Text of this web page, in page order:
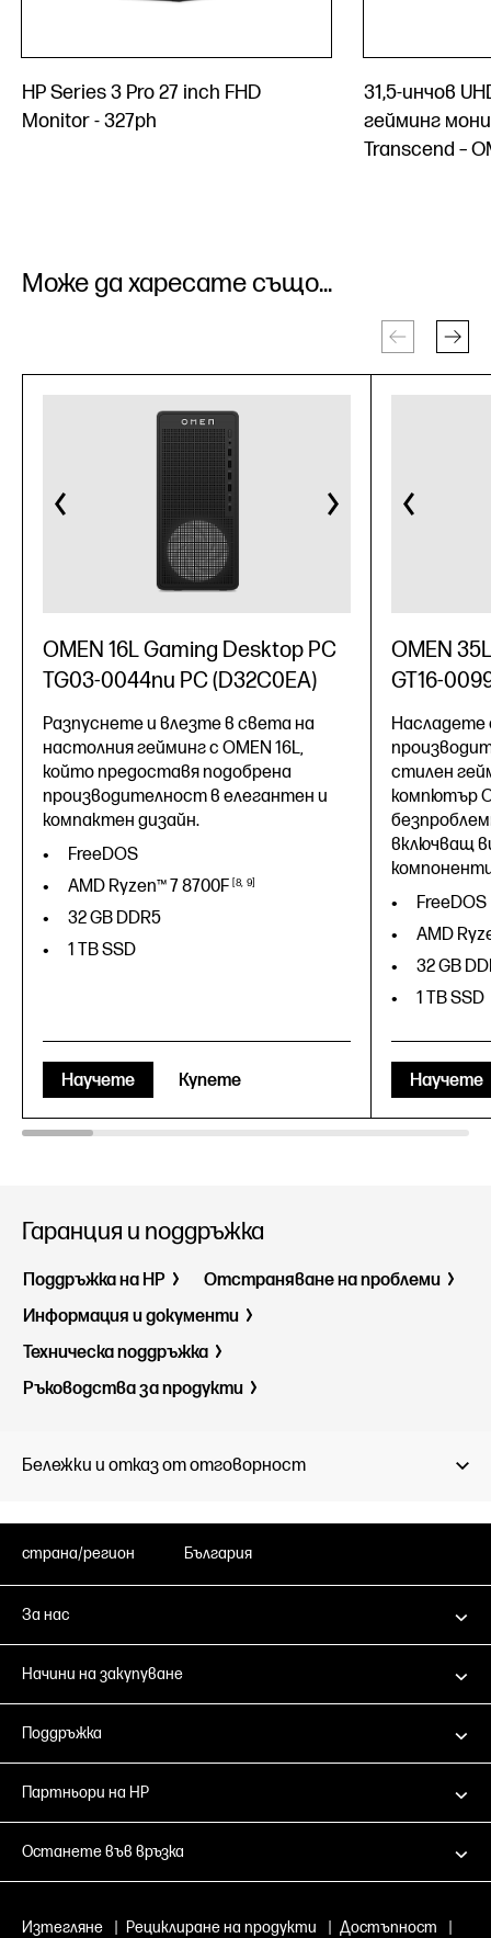
HP Series 3 Pro 27 inch FHD
Monitor - 327ph
31,5-инчов
гейминг
Transcend –
Може да харесате също...
OMEN 16L Gaming Desktop PC
TG03-0044nu PC (D32C0EA)
Разпуснете и влезте в света на
настолния гейминг с OMEN 16L,
който предоставя подобрена
производителност в елегантен и
компактен дизайн.
FreeDOS
AMD Ryzen™ 78700F 8 9
32 GB DDR5
1 TB SSD
Научете Купете
OMEN
GT16-
Насладете
стилен
компютър
включващ
FreeDOS
AMD
32 GB
1 TB SSD
Научете
Гаранция и поддръжка
Поддръжка на HP
Отстраняване на проблеми
Информация и документи
Техническа поддръжка
Ръководства за продукти
Бележки и отказ от отговорност
страна/регион България
За нас
Начини на закупуване
Поддръжка
Партньори на HP
Останете във връзка
Изтегляне Рециклиране на продукти Достъпност